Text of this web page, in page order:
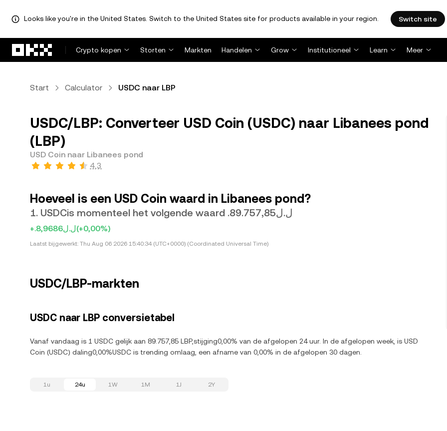
Looks like you're in the United States. Switch to the United States site for products available in your region. Switch site
Crypto kopen
Storten Markten Handelen Grow Institutioneel Learn Meer
Start Calculator USDC naar LBP
USDC/LBP: Converteer USD Coin (USDC) naar Libanees pond
(LBP)
USD Coin naar Libanees pond
4,3
Hoeveel is een USD Coin waard in Libanees pond?
1. USDCis momenteel het volgende waard .ل.ل89.757,85
+.ل.ل8,9686(+0,00%)
Laatst bijgewerkt: Thu Aug 06 2026 15:40:34 (UTC+0000) (Coordinated Universal Time)
USDC/LBP-markten
USDC naar LBP conversietabel
Vanaf vandaag is 1 USDC gelijk aan 89.757,85 LBP,stijging0,00% van de afgelopen 24 uur. In de afgelopen week, is USD
Coin (USDC) daling0,00%USDC is trending omlaag, een afname van 0,00% in de afgelopen 30 dagen.
1u 24u 1W 1M 1J 2Y